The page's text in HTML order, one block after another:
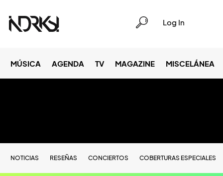
Log In
MÚSICA AGENDA TV MAGAZINE MISCELÁNEA
NOTICIAS RESEÑAS CONCIERTOS COBERTURAS ESPECIALES